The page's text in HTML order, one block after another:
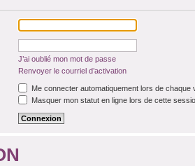
J’ai oublié mon mot de passe
Renvoyer le courriel d’activation
Me connecter automatiquement lors de chaque
Masquer mon statut en ligne lors de cette